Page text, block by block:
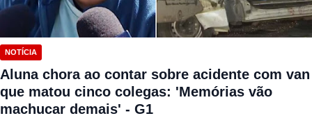
NOTÍCIA
Aluna chora ao contar sobre acidente com van
que matou cinco colegas: 'Memórias vão
machucar demais' - G1